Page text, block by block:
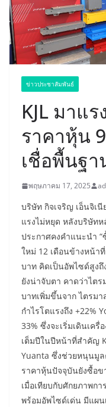
ข่าวประชาสัมพันธ์
KJL มาแ
ราคาหุ้น
เชื่อพื้นฐ
พฤษภาคม 17, 2025
บริษัท กิจเจริญ เอ็นจิเ
แรงไม่หยุด หลังบริษัท
ประกาศคงคำแนะนำ “
ใหม่ 12 เดือนข้างหน้า
บาท คิดเป็นอัพไซด์สูงถึ
ยังน่าจับตา คาดว่าไตร
บาทเพิ่มขึ้นจาก ไตรม
กำไรโตแรงถึง +22%
33% ซึ่งจะเริ่มเดินเค
เต็มปีในปีหน้าที่สำคัญ
Yuanta ซึ่งช่วยหนุนมูล
ราคาหุ้นปัจจุบันยังซื้อข
เมื่อเทียบกับศักยภาพก
พร้อมอัพไซด์เด่น มีแผน